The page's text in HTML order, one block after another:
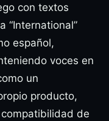
con textos
“International”
español,
voces en
un
producto,
de